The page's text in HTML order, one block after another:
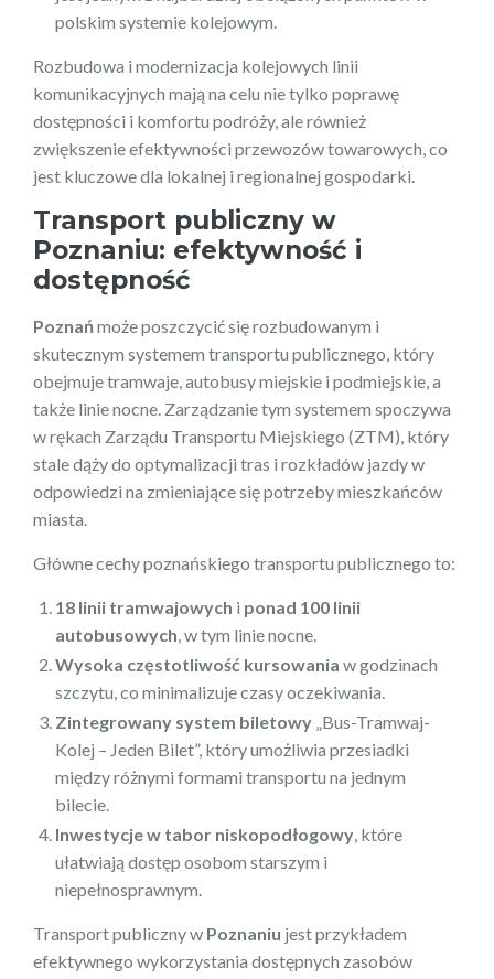
polskim systemie kolejowym.
Rozbudowa i modernizacja kolejowych linii
komunikacyjnych mają na celu nie tylko poprawę
dostępności i komfortu podróży, ale również
zwiększenie efektywności przewozów towarowych, co
jest kluczowe dla lokalnej i regionalnej gospodarki.
Transport publiczny w
Poznaniu: efektywność i
dostępność
Poznańmoże poszczycić się rozbudowanym i
skutecznym systemem transportu publicznego, który
obejmuje tramwaje, autobusy miejskie i podmiejskie, a
także linie nocne. Zarządzanie tym systemem spoczywa
w rękach Zarządu Transportu Miejskiego (ZTM), który
stale dąży do optymalizacji tras i rozkładów jazdy w
odpowiedzi na zmieniające się potrzeby mieszkańców
miasta.
Główne cechy poznańskiego transportu publicznego to:
18 linii tramwajowych i ponad 100 linii
autobusowych , w tym linie nocne.
Wysoka częstotliwość kursowania w godzinach
szczytu, co minimalizuje czasy oczekiwania.
Zintegrowany system biletowy „Bus-Tramwaj-
Kolej – Jeden Bilet”, który umożliwia przesiadki
między różnymi formami transportu na jednym
bilecie.
Inwestycje w tabor niskopodłogowy , które
ułatwiają dostęp osobom starszym i
niepełnosprawnym.
Transport publiczny w Poznaniu jest przykładem
efektywnego wykorzystania dostępnych zasobów